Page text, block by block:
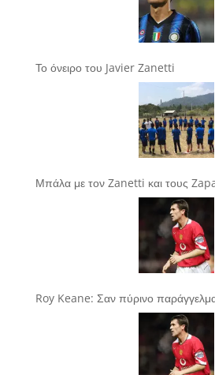
Το όνειρο του Javier Zanetti
Μπάλα με τον Zanetti και τους
Roy Keane: Σαν πύρινο